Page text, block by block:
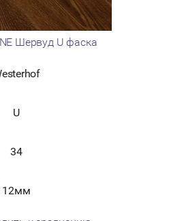
Шервуд U фаска
U
34
12мм